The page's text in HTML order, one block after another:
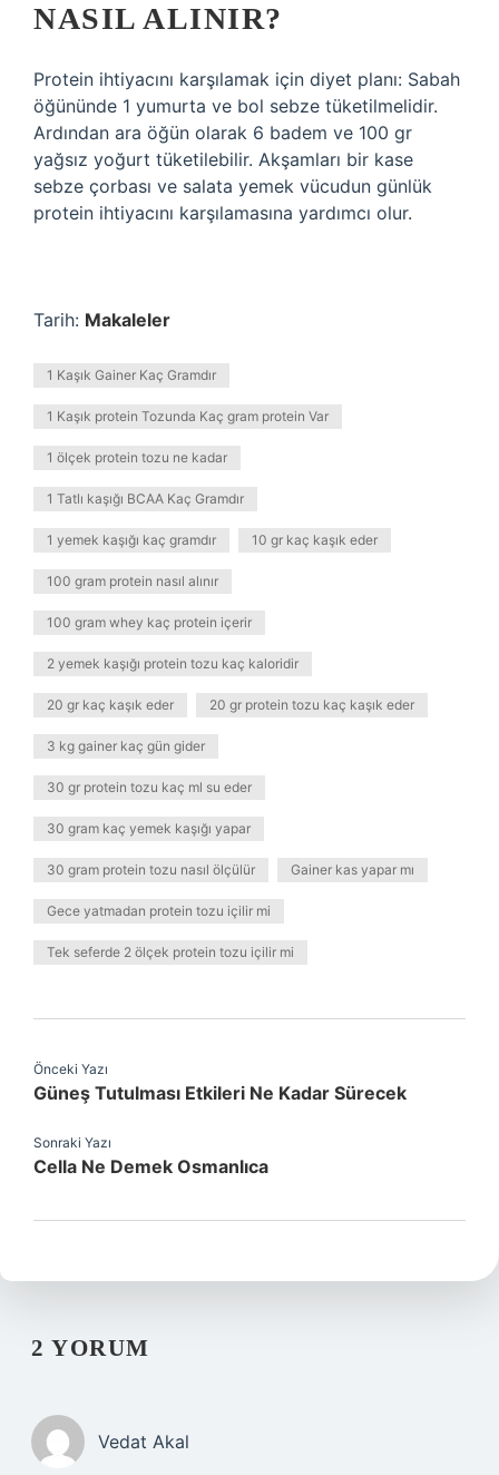
NASIL ALINIR?
Protein ihtiyacını karşılamak için diyet planı: Sabah
öğününde 1 yumurta ve bol sebze tüketilmelidir.
Ardından ara öğün olarak 6 badem ve 100 gr
yağsız yoğurt tüketilebilir. Akşamları bir kase
sebze çorbası ve salata yemek vücudun günlük
protein ihtiyacını karşılamasına yardımcı olur.
Tarih: Makaleler
1 Kaşık Gainer Kaç Gramdır
1 Kaşık protein Tozunda Kaç gram protein Var
1 ölçek protein tozu ne kadar
1 Tatlı kaşığı BCAA Kaç Gramdır
1 yemek kaşığı kaç gramdır 10 gr kaç kaşık eder
100 gram protein nasıl alınır
100 gram whey kaç protein içerir
2 yemek kaşığı protein tozu kaç kaloridir
20 gr kaç kaşık eder 20 gr protein tozu kaç kaşık eder
3 kg gainer kaç gün gider
30 gr protein tozu kaç ml su eder
30 gram kaç yemek kaşığı yapar
30 gram protein tozu nasıl ölçülür Gainer kas yapar mı
Gece yatmadan protein tozu içilir mi
Tek seferde 2 ölçek protein tozu içilir mi
Önceki Yazı
Güneş Tutulması Etkileri Ne Kadar Sürecek
Sonraki Yazı
Cella Ne Demek Osmanlıca
2 YORUM
Vedat Akal